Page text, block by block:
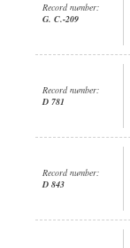
Record number:
G. C.-209
Record number:
D 781
Record number:
D 843